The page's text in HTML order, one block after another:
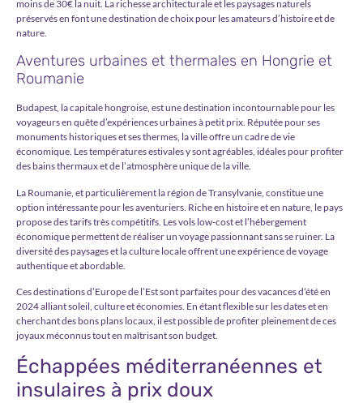
moins de 30€ la nuit. La richesse architecturale et les paysages naturels
préservés en font une destination de choix pour les amateurs d’histoire et de
nature.
Aventures urbaines et thermales en Hongrie et
Roumanie
Budapest, la capitale hongroise, est une destination incontournable pour les
voyageurs en quête d’expériences urbaines à petit prix. Réputée pour ses
monuments historiques et ses thermes, la ville offre un cadre de vie
économique. Les températures estivales y sont agréables, idéales pour profiter
des bains thermaux et de l’atmosphère unique de la ville.
La Roumanie, et particulièrement la région de Transylvanie, constitue une
option intéressante pour les aventuriers. Riche en histoire et en nature, le pays
propose des tarifs très compétitifs. Les vols low-cost et l’hébergement
économique permettent de réaliser un voyage passionnant sans se ruiner. La
diversité des paysages et la culture locale offrent une expérience de voyage
authentique et abordable.
Ces destinations d’Europe de l’Est sont parfaites pour des vacances d’été en
2024 alliant soleil, culture et économies. En étant flexible sur les dates et en
cherchant des bons plans locaux, il est possible de profiter pleinement de ces
joyaux méconnus tout en maîtrisant son budget.
Échappées méditerranéennes et
insulaires à prix doux